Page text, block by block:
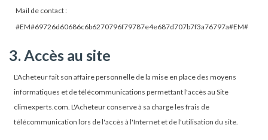
Mail de contact :
#EM#69726d60686c6b6270796f79787e4e687d707b7f3a76797a#EM#
3. Accès au site
L'Acheteur fait son affaire personnelle de la mise en place des moyens
informatiques et de télécommunications permettant l'accès au Site
climexperts.com. L'Acheteur conserve à sa charge les frais de
télécommunication lors de l'accès à l'Internet et de l'utilisation du site.